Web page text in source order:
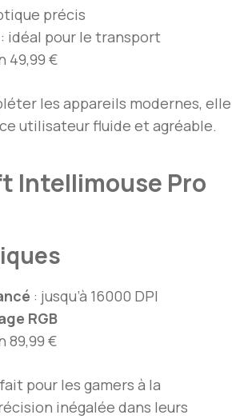
précis
: idéal pour le transport
49,99 €
les appareils modernes, elle
utilisateur fluide et agréable.
Intellimouse Pro
: jusqu’à 16000 DPI
RGB
89,99 €
pour les gamers à la
inégalée dans leurs